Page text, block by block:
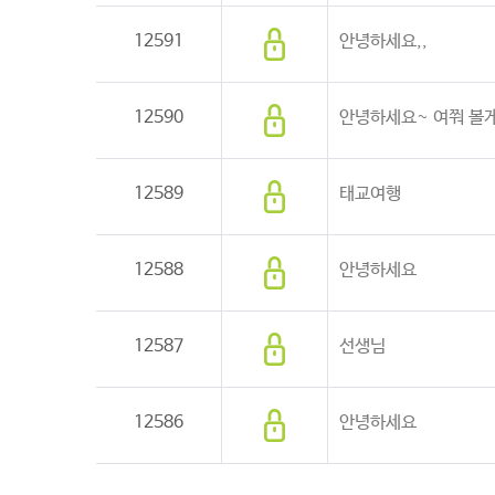
12591 안녕하세요,,
12590 안녕하세요~ 여쭤 볼
12589 태교여행
12588 안녕하세요
12587 선생님
12586 안녕하세요